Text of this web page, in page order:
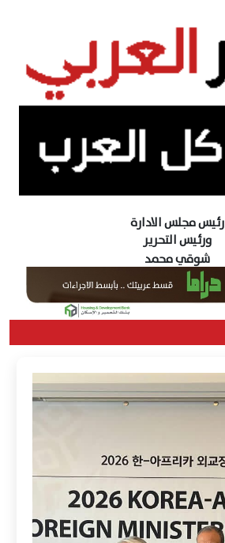
رئيس مجلس الادارة
ورئيس التحرير
شوقي محمد